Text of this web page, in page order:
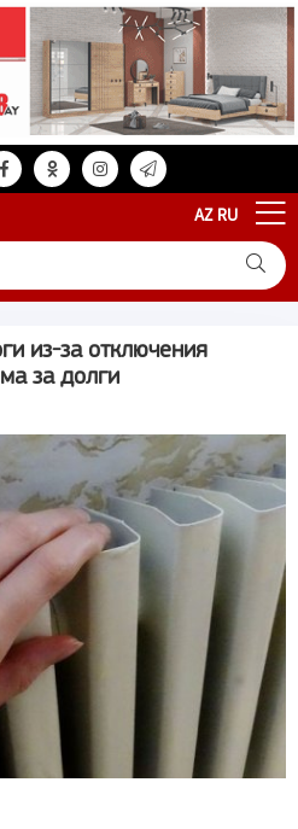
AZ RU
из-за отключения
за долги